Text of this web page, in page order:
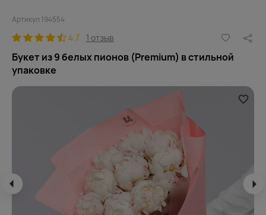
Артикул 194554
4.7 1 отзыв
Букет из 9 белых пионов (Premium) в стильной
упаковке